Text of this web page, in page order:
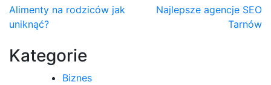
Nawigacja
wpisu
Alimenty na rodziców jak
uniknąć?
Najlepsze agencje SEO
Tarnów
Kategorie
Biznes